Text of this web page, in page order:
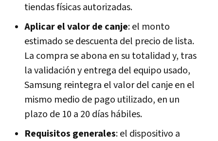
tiendas físicas autorizadas.
Aplicar el valor de canje: el monto
estimado se descuenta del precio de lista.
La compra se abona en su totalidad y, tras
la validación y entrega del equipo usado,
Samsung reintegra el valor del canje en el
mismo medio de pago utilizado, en un
plazo de 10 a 20 días hábiles.
Requisitos generales: el dispositivo a